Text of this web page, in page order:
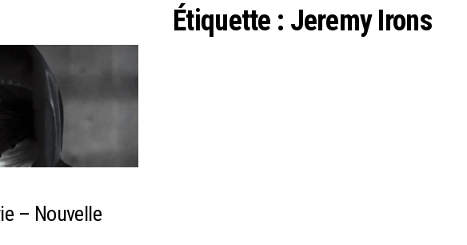
Étiquette : Jeremy Irons
– Nouvelle